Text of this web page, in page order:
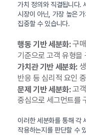
가치 정의와 직결됩니다.
시장이 아닌, 가장 높은
집중할 수 있습니다.
행동 기반 세분화:구
기준으로 고객 유형을
가치관 기반 세분화:생
반응 등 심리적 요인
문제 기반 세분화:고
중심으로 세그먼트를
이러한 세분화를 통해 각
작용하는지를 판단할 수